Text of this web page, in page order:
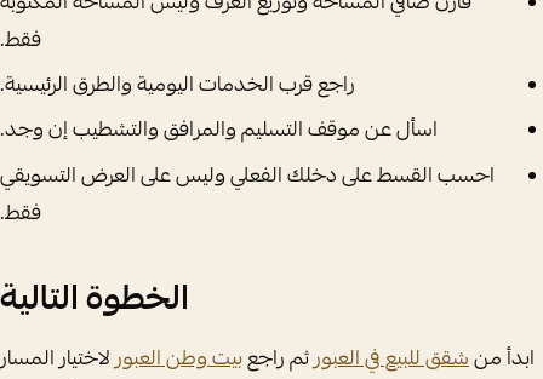
فقط.
راجع قرب الخدمات اليومية والطرق الرئيسية.
اسأل عن موقف التسليم والمرافق والتشطيب إن وجد.
احسب القسط على دخلك الفعلي وليس على العرض التسويقي
فقط.
الخطوة التالية
ابدأ منشقق للبيع في العبورثم راجعبيت وطن العبورلاختيار المسار